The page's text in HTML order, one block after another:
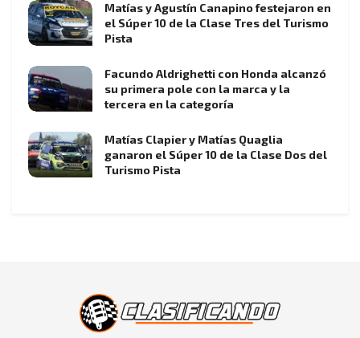
Matías y Agustín Canapino festejaron en
el Súper 10 de la Clase Tres del Turismo
Pista
Facundo Aldrighetti con Honda alcanzó
su primera pole con la marca y la
tercera en la categoría
Matías Clapier y Matías Quaglia
ganaron el Súper 10 de la Clase Dos del
Turismo Pista